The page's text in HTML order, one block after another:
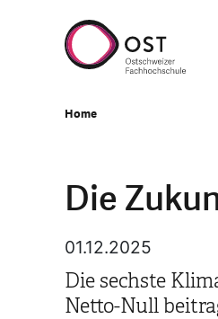
Home
Die
01.12.2025
Die sechste
Netto-Null